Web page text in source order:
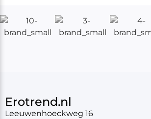
Erotrend.nl
Leeuwenhoeckweg 16